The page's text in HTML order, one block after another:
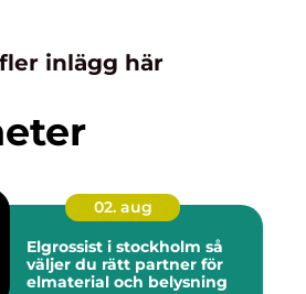
inlägg här
02. aug
Elgrossist i stockholm så
väljer du rätt partner för
elmaterial och belysning